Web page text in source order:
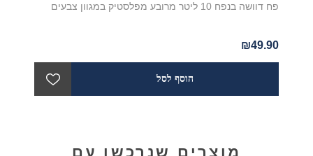
פח דוושה בנפח 10 ליטר מרובע מפלסטיק במגוון צבעים
₪49.90
מוצרים שנרכשו עם